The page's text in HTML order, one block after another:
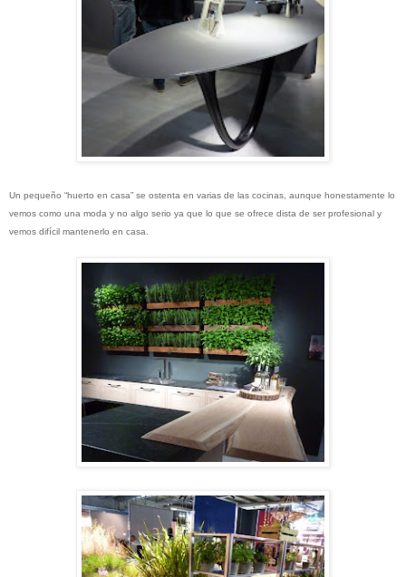
Un pequeño “huerto en casa” se ostenta en varias de las cocinas, aunque honestamente lo
vemos como una moda y no algo serio ya que lo que se ofrece dista de ser profesional y
vemos difícil mantenerlo en casa.